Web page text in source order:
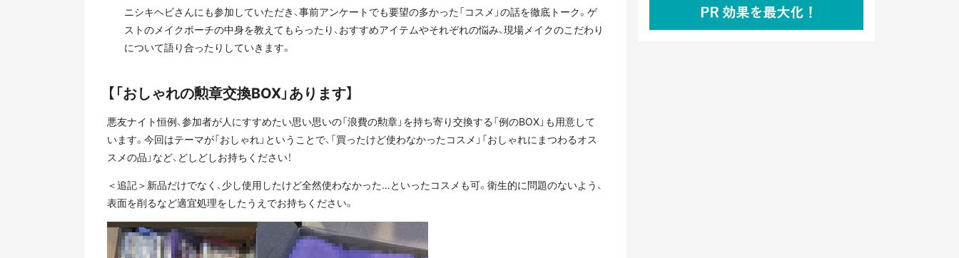
ニシキヘビさんにも参加していただき、事前アンケートでも要望の多かった「コスメ」の話を徹底トーク。ゲ
ストのメイクポーチの中身を教えてもらったり、おすすめアイテムやそれぞれの悩み、現場メイクのこだわり
について語り合ったりしていきます。
【「おしゃれの勲章交換BOX」あります】
悪友ナイト恒例、参加者が人にすすめたい思い思いの「浪費の勲章」を持ち寄り交換する「例のBOX」も用意して
います。今回はテーマが「おしゃれ」ということで、「買ったけど使わなかったコスメ」「おしゃれにまつわるオス
スメの品」など、どしどしお持ちください！
＜追記＞新品だけでなく、少し使用したけど全然使わなかった…といったコスメも可。衛生的に問題のないよう、
表面を削るなど適宜処理をしたうえでお持ちください。